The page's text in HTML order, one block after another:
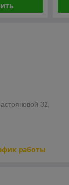
32,
работы